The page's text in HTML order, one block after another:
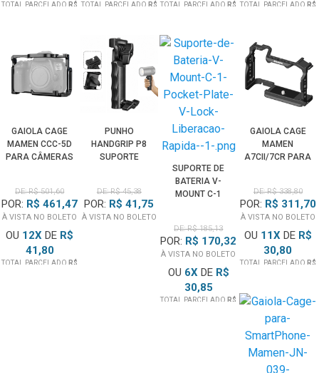
TOTAL PARCELADOR$
TOTAL PARCELADO R$
TOTAL PARCELADOR$
TOTAL PARCELADO R$
GAIOLA CAGE
MAMEN CCC-5D
PARA CÂMERAS
MARKIII E 5DS
DE: R$ 501,60
POR: R$ 461,47
À VISTA NO BOLETO
OU 12X DE R$
41,80
TOTAL PARCELADOR$
PUNHO
HANDGRIP P8
SUPORTE
ILUMINADORES
E CÂMERAS
DE: R$ 45,38
POR: R$ 41,75
À VISTA NO BOLETO
SUPORTE DE
BATERIA V-
MOUNT C-1
LIBERAÇÃO
RÁPIDA
DE: R$ 185,13
POR: R$ 170,32
À VISTA NO BOLETO
OU 6XDE R$
30,85
TOTAL PARCELADOR$
GAIOLA CAGE
MAMEN
A7CII/7CR PARA
DE: R$ 338,80
POR: R$ 311,70
À VISTA NO BOLETO
OU 11XDE R$
30,80
TOTAL PARCELADO R$